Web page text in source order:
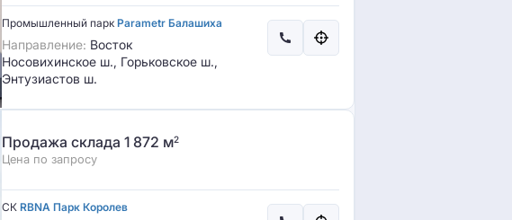
Промышленный парк Parametr Балашиха
Направление: Восток
Носовихинское ш., Горьковское ш.,
Энтузиастов ш.
Продажа склада 1 872 м2
Цена по запросу
СК RBNA Парк Королев